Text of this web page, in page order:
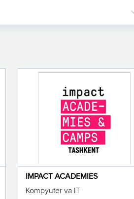
IMPACT ACADEMIES
Kompyuter va IT